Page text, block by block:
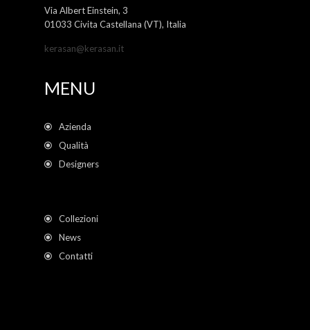
Via Albert Einstein, 3
01033 Civita Castellana (VT), Italia
kerasan@kerasan.it
MENU
Azienda
Qualità
Designers
Collezioni
News
Contatti